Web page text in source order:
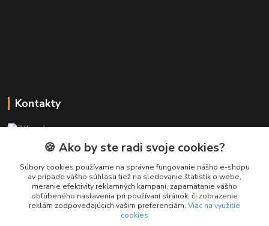
Kontakty
+421 911 010 560
Po-Pia, 13-17 hod.
info@presmartfon.sk
🍪 Ako by ste radi svoje cookies?
Súbory cookies používame na správne fungovanie nášho e-shopu
av prípade vášho súhlasu tiež na sledovanie štatistík o webe,
meranie efektivity reklamných kampaní, zapamätanie vášho
obľúbeného nastavenia pri používaní stránok, či zobrazenie
reklám zodpovedajúcich vašim preferenciám. Viac na využitie
cookies